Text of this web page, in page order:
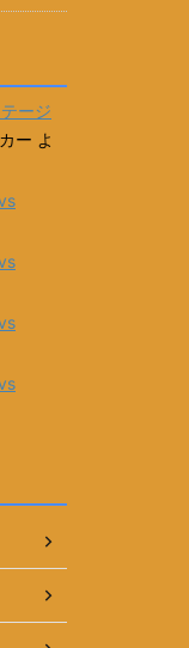
ージ
ー よ